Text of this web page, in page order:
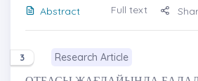
Abstract
Full text
3 Research Article